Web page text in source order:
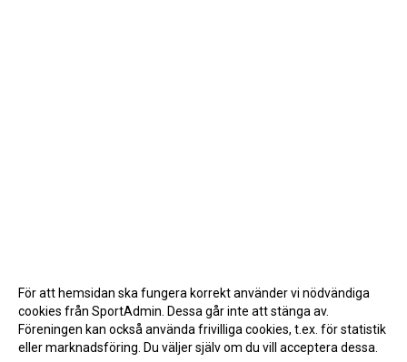
För att hemsidan ska fungera korrekt använder vi nödvändiga
cookies från SportAdmin. Dessa går inte att stänga av.
Föreningen kan också använda frivilliga cookies, t.ex. för statistik
eller marknadsföring. Du väljer själv om du vill acceptera dessa.